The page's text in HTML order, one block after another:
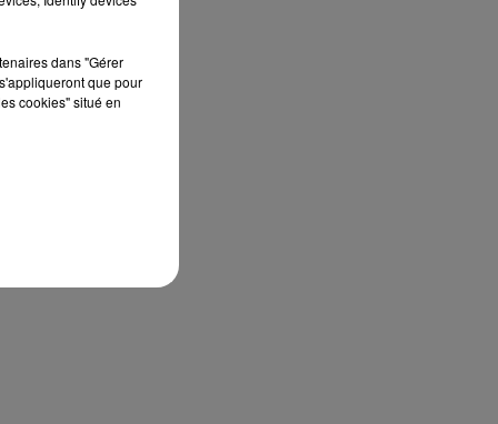
dans "Gérer
que pour
cookies" situé en